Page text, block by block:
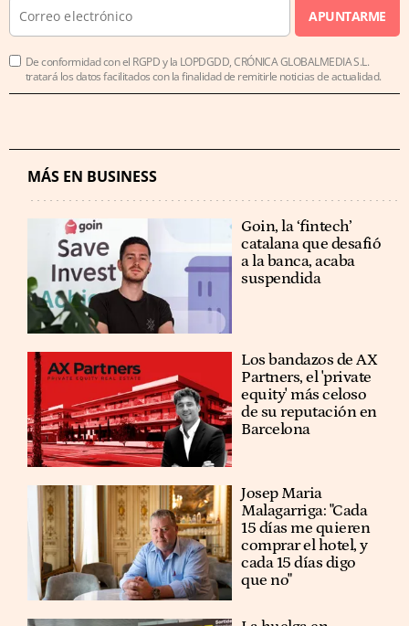
APUNTARME
De conformidad con el RGPD y la LOPDGDD, CRÓNICA GLOBALMEDIA S.L.
tratará los datos facilitados con la finalidad de remitirle noticias de actualidad.
MÁS EN BUSINESS
Goin, la ‘fintech’
catalana que desafió
a la banca, acaba
suspendida
Los bandazos de AX
Partners, el 'private
equity' más celoso
de su reputación en
Barcelona
​​Josep Maria
Malagarriga: "Cada
15 días me quieren
comprar el hotel, y
cada 15 días digo
que no"